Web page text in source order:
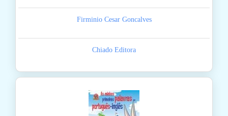
Firminio Cesar Goncalves
Chiado Editora